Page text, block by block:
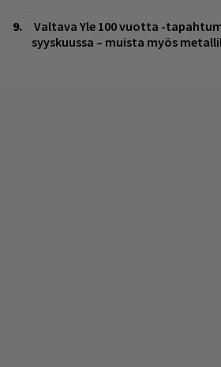
Valtava Yle 100 vuotta -
syyskuussa – muista myös